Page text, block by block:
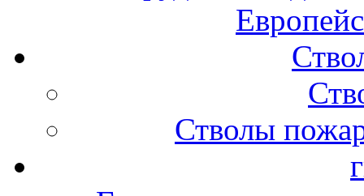
Стволы